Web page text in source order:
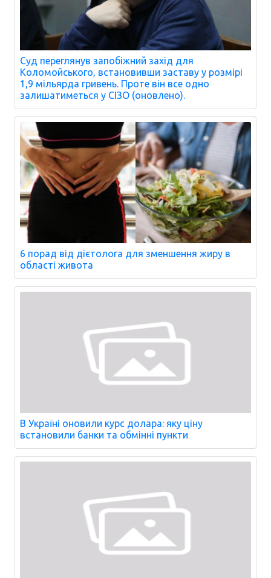
Суд переглянув запобіжний захід для
Коломойського, встановивши заставу у розмірі
1,9 мільярда гривень. Проте він все одно
залишатиметься у СІЗО (оновлено).
6 порад від дієтолога для зменшення жиру в
області живота
В Україні оновили курс долара: яку ціну
встановили банки та обмінні пункти